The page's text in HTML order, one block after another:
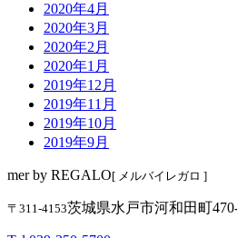
2020年4月
2020年3月
2020年2月
2020年1月
2019年12月
2019年11月
2019年10月
2019年9月
mer by REGALO[ メルバイレガロ ]
〒311-4153茨城県水戸市河和田町